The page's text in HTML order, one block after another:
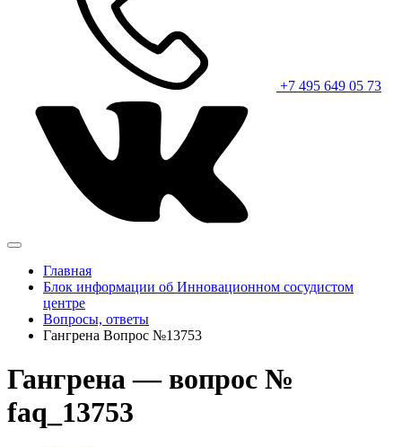
+7 495 649 05 73
Главная
Блок информации об Инновационном сосудистом
центре
Вопросы, ответы
Гангрена Вопрос №13753
Гангрена — вопрос №
faq_13753